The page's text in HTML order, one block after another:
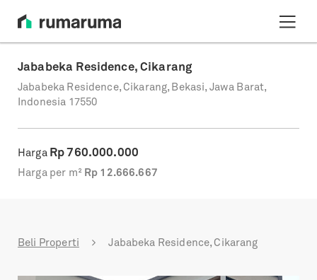
Jababeka Residence, Cikarang
Jababeka Residence, Cikarang, Bekasi, Jawa Barat,
Indonesia 17550
Harga Rp760.000.000
Harga per m² Rp 12.666.667
Beli Properti Jababeka Residence, Cikarang